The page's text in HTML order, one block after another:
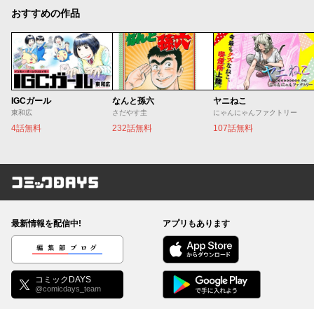
おすすめの作品
IGCガール
東和広
4話無料
なんと孫六
さだやす圭
232話無料
ヤニねこ
にゃんにゃんファクトリー
107話無料
コミックDAYS
最新情報を配信中!
編集部ブログ
コミックDAYS
@comicdays_team
アプリもあります